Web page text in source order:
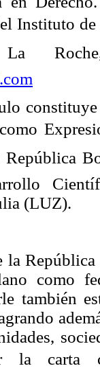
Instituto
como
(LUZ).
la
como
también
la carta